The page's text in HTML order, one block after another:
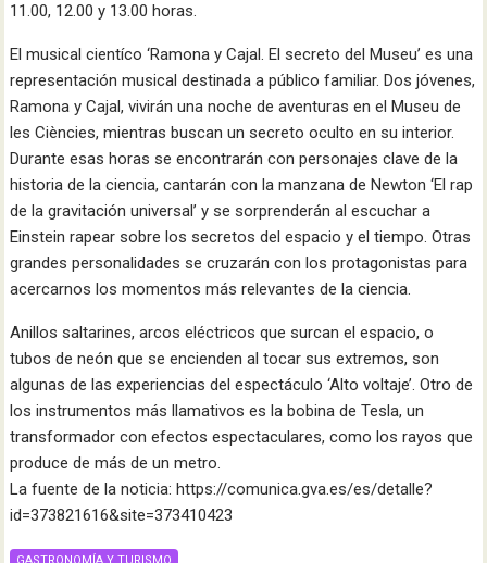
11.00, 12.00 y 13.00 horas.
El musical cientíco ‘Ramona y Cajal. El secreto del Museu’ es una
representación musical destinada a público familiar. Dos jóvenes,
Ramona y Cajal, vivirán una noche de aventuras en el Museu de
les Ciències, mientras buscan un secreto oculto en su interior.
Durante esas horas se encontrarán con personajes clave de la
historia de la ciencia, cantarán con la manzana de Newton ‘El rap
de la gravitación universal’ y se sorprenderán al escuchar a
Einstein rapear sobre los secretos del espacio y el tiempo. Otras
grandes personalidades se cruzarán con los protagonistas para
acercarnos los momentos más relevantes de la ciencia.
Anillos saltarines, arcos eléctricos que surcan el espacio, o
tubos de neón que se encienden al tocar sus extremos, son
algunas de las experiencias del espectáculo ‘Alto voltaje’. Otro de
los instrumentos más llamativos es la bobina de Tesla, un
transformador con efectos espectaculares, como los rayos que
produce de más de un metro.
La fuente de la noticia: https://comunica.gva.es/es/detalle?
id=373821616&site=373410423